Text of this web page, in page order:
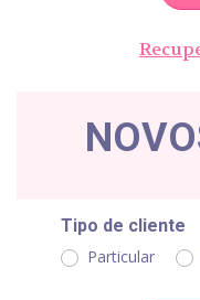
Tipo de cliente
Particular